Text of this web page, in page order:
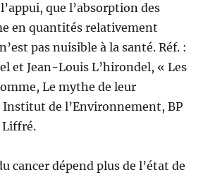
que l’absorption des
en quantités relativement
pas nuisible à la santé. Réf. :
et Jean-Louis L’hirondel, « Les
Le mythe de leur
de l’Environnement, BP
Liffré.
cancer dépend plus de l’état de